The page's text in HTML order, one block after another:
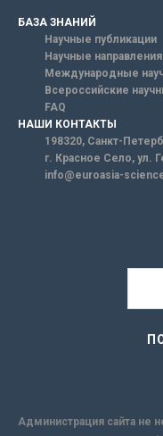
БАЗА ЗНАНИЙ
Научные публикации
Научные
Международные
Всероссийские
FAQ
НАШИ КОНТАКТЫ
198320, Санкт-
г. Красное Село, ул.
info@euroasia-
Администрация сайта не